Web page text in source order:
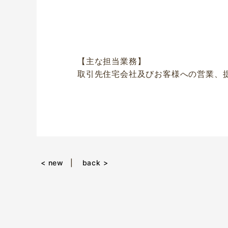
【主な担当業務】
取引先住宅会社及びお客様への営業、
< new back >